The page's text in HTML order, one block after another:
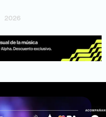
2026